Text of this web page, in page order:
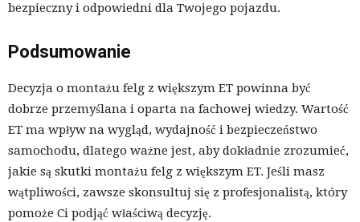
bezpieczny i odpowiedni dla Twojego pojazdu.
Podsumowanie
Decyzja o montażu felg z większym ET powinna być
dobrze przemyślana i oparta na fachowej wiedzy. Wartość
ET ma wpływ na wygląd, wydajność i bezpieczeństwo
samochodu, dlatego ważne jest, aby dokładnie zrozumieć,
jakie są skutki montażu felg z większym ET. Jeśli masz
wątpliwości, zawsze skonsultuj się z profesjonalistą, który
pomoże Ci podjąć właściwą decyzję.